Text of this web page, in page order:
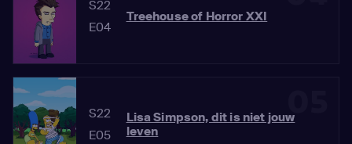
S22
E04
Treehouse of Horror XXI
S22
E05
Lisa Simpson, dit is niet jouw
leven